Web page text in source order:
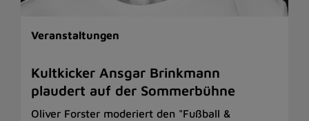
Veranstaltungen
Kultkicker Ansgar Brinkmann
plaudert auf der Sommerbühne
Oliver Forster moderiert den "Fußball &